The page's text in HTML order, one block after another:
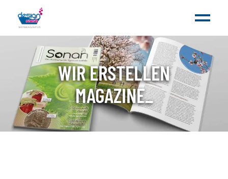
WIR ERSTELLEN
MAGAZINE_